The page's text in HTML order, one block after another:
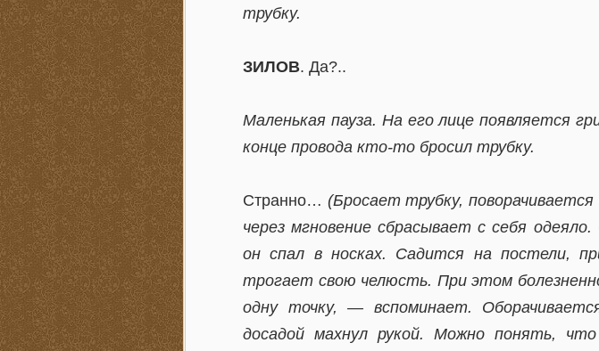
трубку.
ЗИЛОВ. Да?..
Маленькая пауза. На его лице появляется
конце провода кто-то бросил трубку.
Странно… (Бросает трубку,
через мгновение сбрасывает с себя
он спал в носках. Садится на постели,
трогает свою челюсть. При этом
одну точку, — вспоминает.
досадой махнул рукой. Можно понять,